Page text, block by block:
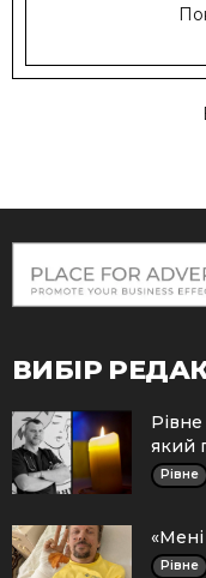
ВИБІР
який
Рівне
Рівне